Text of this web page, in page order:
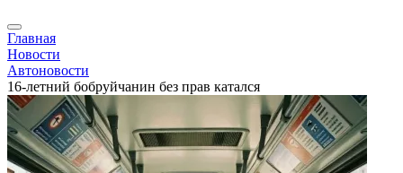
Главная
Новости
Автоновости
16-летний бобруйчанин без прав катался